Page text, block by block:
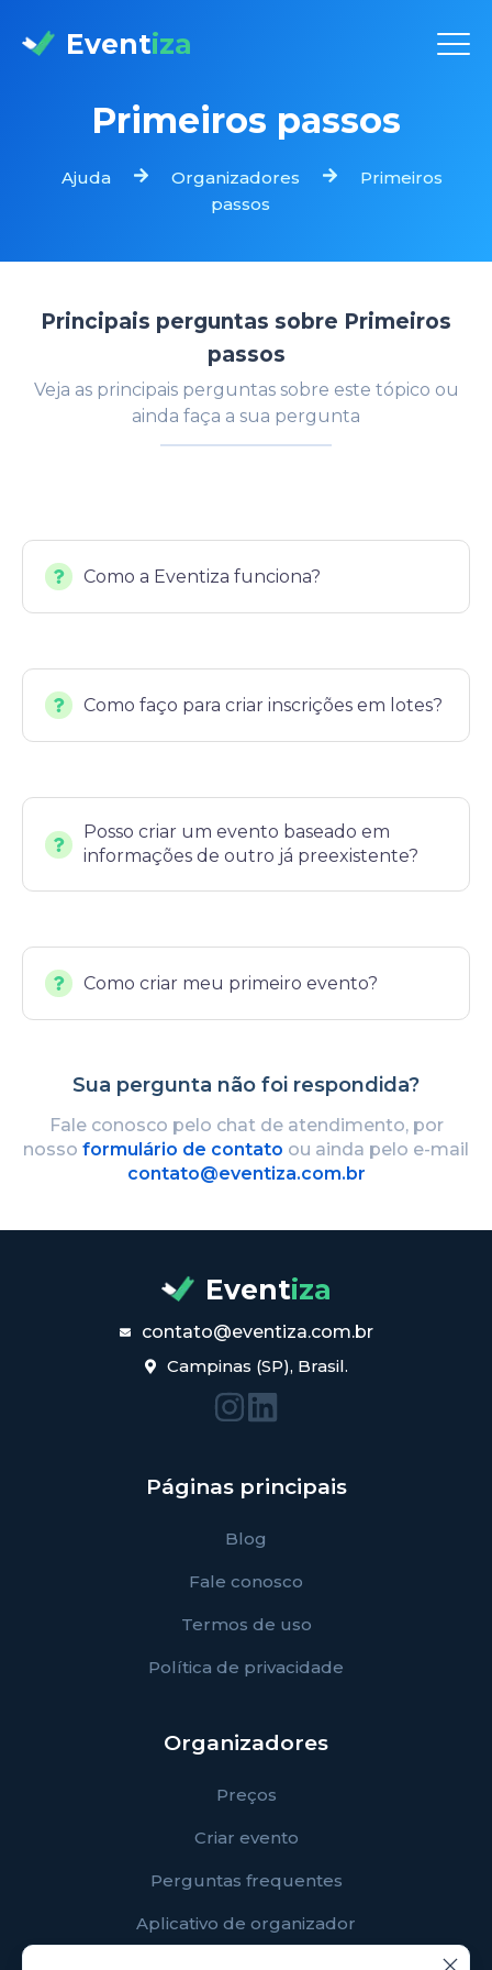
Eventiza
Primeiros passos
Ajuda Organizadores
Primeiros
passos
Principais perguntas sobre Primeiros
passos
Veja as principais perguntas sobre este tópico ou
ainda faça a sua pergunta
Como a Eventiza funciona?
Como faço para criar inscrições em lotes?
Posso criar um evento baseado em
informações de outro já preexistente?
Como criar meu primeiro evento?
Sua pergunta não foi respondida?
Fale conosco pelo chat de atendimento, por
nosso formulário de contato ou ainda pelo e-mail
contato@eventiza.com.br
Eventiza
contato@eventiza.com.br
Campinas (SP), Brasil.
Páginas principais
Blog
Fale conosco
Termos de uso
Política de privacidade
Organizadores
Preços
Criar evento
Perguntas frequentes
Aplicativo de organizador